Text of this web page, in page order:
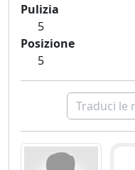
Pulizia
5
Posizione
5
Traduci le